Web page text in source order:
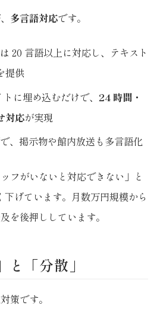
多言語対応です。
は 20 言語以上に対応し、テキスト
提供
に埋め込むだけで、 24 時間・
対応が実現
、掲示物や館内放送も多言語化
フがいないと対応できない」と
げています。月数万円規模から
を後押ししています。
「分散」
策です。